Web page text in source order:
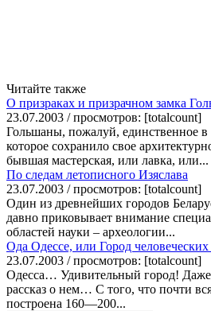
Читайте также
О призраках и призрачном замка
23.07.2003 / просмотров: [totalcount]
Гольшаны, пожалуй, единственное в
которое сохранило свое
бывшая мастерская, или лавка, или...
По следам летописного Изяслава
23.07.2003 / просмотров: [totalcount]
Один из древнейших городов
давно приковывает внимание
областей науки – археологии...
Ода Одессе, или Город
23.07.2003 / просмотров: [totalcount]
Одесса… Удивительный город! Даже
рассказ о нем… С того, что почти вся
построена 160—200...